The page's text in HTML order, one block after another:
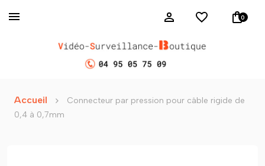
0
Accueil
Connecteur par pression pour câble rigide de
0,4 à 0,7mm